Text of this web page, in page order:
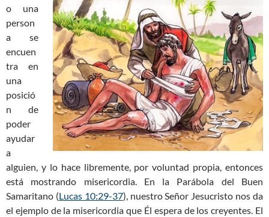
o una
person
a se
encuen
tra en
una
posició
n de
poder
ayudar
a
alguien, y lo hace libremente, por voluntad propia, entonces
está mostrando misericordia. En la Parábola del Buen
Samaritano (Lucas 10:29-37), nuestro Señor Jesucristo nos da
el ejemplo de la misericordia que Él espera de los creyentes. El